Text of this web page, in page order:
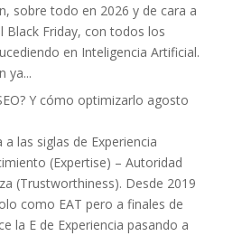
sobre todo en 2026 y de cara a
Black Friday, con todos los
en Inteligencia Artificial.
ya...
Y cómo optimizarlo agosto
a las siglas de Experiencia
(Expertise) – Autoridad
(Trustworthiness). Desde 2019
como EAT pero a finales de
la E de Experiencia pasando a